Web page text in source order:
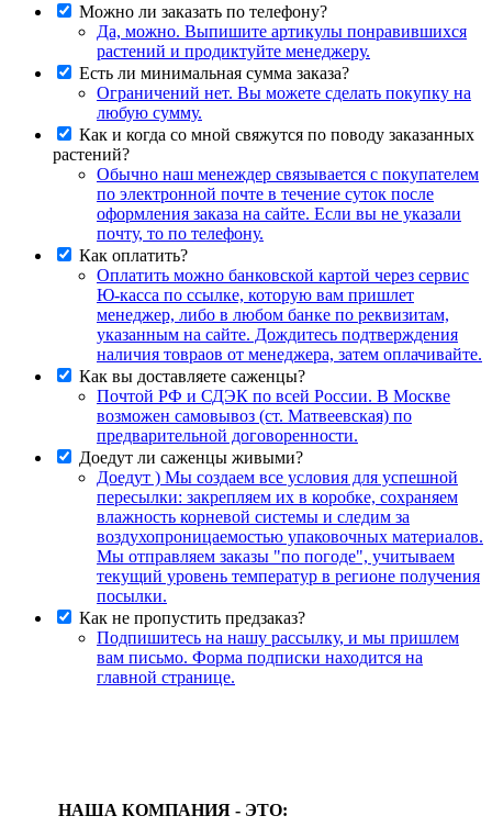
Можно ли заказать по телефону?
Да, можно. Выпишите артикулы понравившихся
растений и продиктуйте менеджеру.
Есть ли минимальная сумма заказа?
Ограничений нет. Вы можете сделать покупку на
любую сумму.
Как и когда со мной свяжутся по поводу заказанных
растений?
Обычно наш менеждер связывается с покупателем
по электронной почте в течение суток после
оформления заказа на сайте. Если вы не указали
почту, то по телефону.
Как оплатить?
Оплатить можно банковской картой через сервис
Ю-касса по ссылке, которую вам пришлет
менеджер, либо в любом банке по реквизитам,
указанным на сайте. Дождитесь подтверждения
наличия товраов от менеджера, затем оплачивайте.
Как вы доставляете саженцы?
Почтой РФ и СДЭК по всей России. В Москве
возможен самовывоз (ст. Матвеевская) по
предварительной договоренности.
Доедут ли саженцы живыми?
Доедут ) Мы создаем все условия для успешной
пересылки: закрепляем их в коробке, сохраняем
влажность корневой системы и следим за
воздухопроницаемостью упаковочных материалов.
Мы отправляем заказы "по погоде", учитываем
текущий уровень температур в регионе получения
посылки.
Как не пропустить предзаказ?
Подпишитесь на нашу рассылку, и мы пришлем
вам письмо. Форма подписки находится на
главной странице.
НАША КОМПАНИЯ - ЭТО: